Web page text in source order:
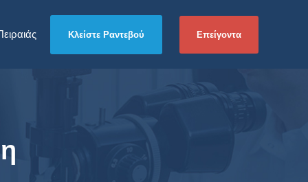
Κλείστε Ραντεβού Επείγοντα